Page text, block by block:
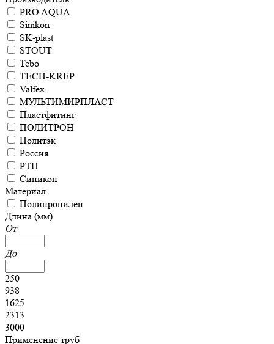
PRO AQUA
Sinikon
SK-plast
STOUT
Tebo
TECH-KREP
Valfex
МУЛЬТИМИРПЛАСТ
Пластфитинг
ПОЛИТРОН
Политэк
Россия
РТП
Синикон
Материал
Полипропилен
Длина (мм)
От
До
250
938
1625
2313
3000
Применение труб